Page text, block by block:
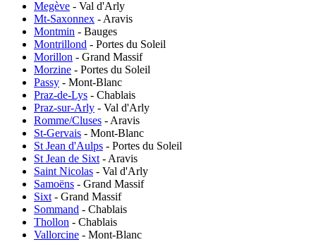
Megève - Val d'Arly
Mt-Saxonnex - Aravis
Montmin - Bauges
Montrillond - Portes du Soleil
Morillon - Grand Massif
Morzine - Portes du Soleil
Passy - Mont-Blanc
Praz-de-Lys - Chablais
Praz-sur-Arly - Val d'Arly
Romme/Cluses - Aravis
St-Gervais - Mont-Blanc
St Jean d'Aulps - Portes du Soleil
St Jean de Sixt - Aravis
Saint Nicolas - Val d'Arly
Samoëns - Grand Massif
Sixt - Grand Massif
Sommand - Chablais
Thollon - Chablais
Vallorcine - Mont-Blanc